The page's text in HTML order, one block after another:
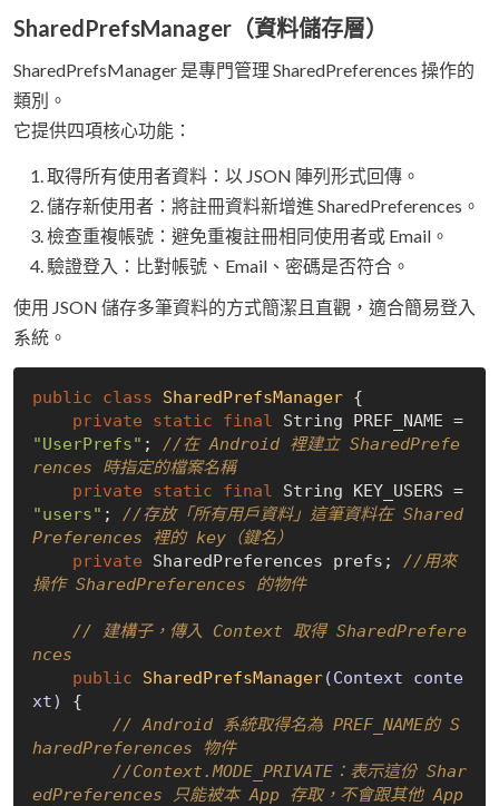
SharedPrefsManager（資料儲存層）
SharedPrefsManager 是專門管理 SharedPreferences 操作的
類別。
它提供四項核心功能：
取得所有使用者資料：以 JSON 陣列形式回傳。
儲存新使用者：將註冊資料新增進 SharedPreferences。
檢查重複帳號：避免重複註冊相同使用者或 Email。
驗證登入：比對帳號、Email、密碼是否符合。
使用 JSON 儲存多筆資料的方式簡潔且直觀，適合簡易登入
系統。
public class SharedPrefsManager {
private
static final
String PREF_NAME =
"UserPrefs" ; //在 Android 裡建立 SharedPrefe
rences 時指定的檔案名稱
private
static final
String KEY_USERS =
"users" ; //存放「所有用戶資料」這筆資料在 Shared
Preferences 裡的 key（鍵名）
private SharedPreferences prefs; //用來
操作 SharedPreferences 的物件
// 建構子，傳入 Context 取得 SharedPrefere
nces
public
SharedPrefsManager(Context conte
xt)
{
// Android 系統取得名為 PREF_NAME的 S
haredPreferences 物件
//Context.MODE_PRIVATE：表示這份 Shar
edPreferences 只能被本 App 存取，不會跟其他 App